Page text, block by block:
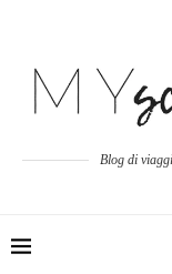
Blog di